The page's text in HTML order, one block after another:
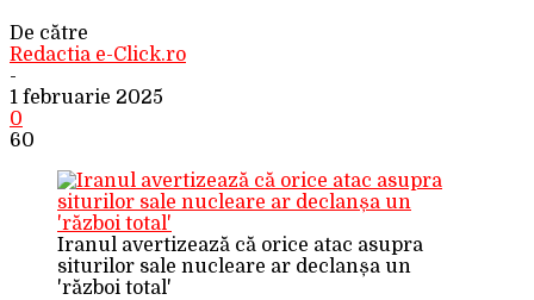
De către
Redactia e-Click.ro
-
1 februarie 2025
0
60
Iranul avertizează că orice atac asupra
siturilor sale nucleare ar declanșa un
'război total'